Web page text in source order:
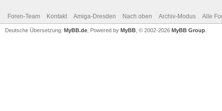
Foren-Team Kontakt Amiga-Dresden Nach oben Archiv-Modus Alle
Deutsche Übersetzung: MyBB.de, Powered by MyBB, © 2002-2026 MyBB Group.